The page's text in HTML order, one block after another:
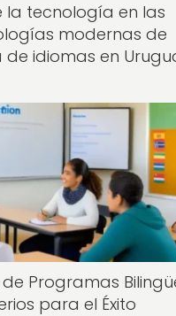
la tecnología en las
modernas de
de idiomas en
Programas
para el Éxito